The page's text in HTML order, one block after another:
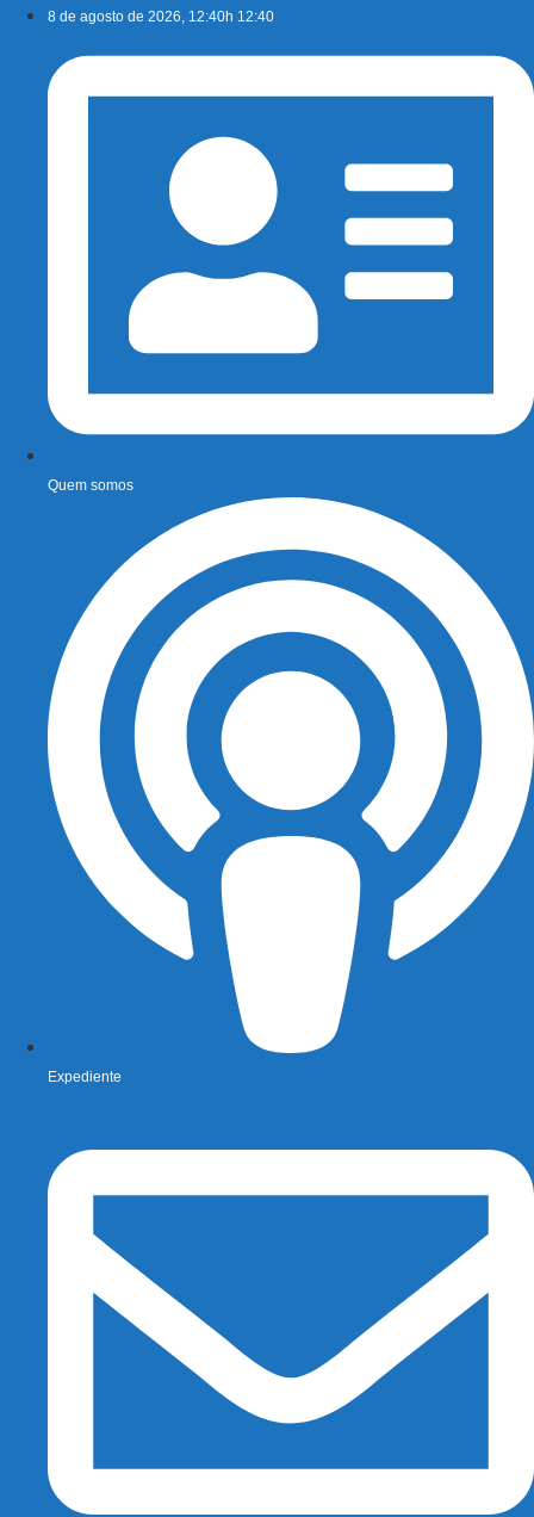
conteúdo
8 de agosto de 2026, 12:40h 12:40
Quem somos
Expediente